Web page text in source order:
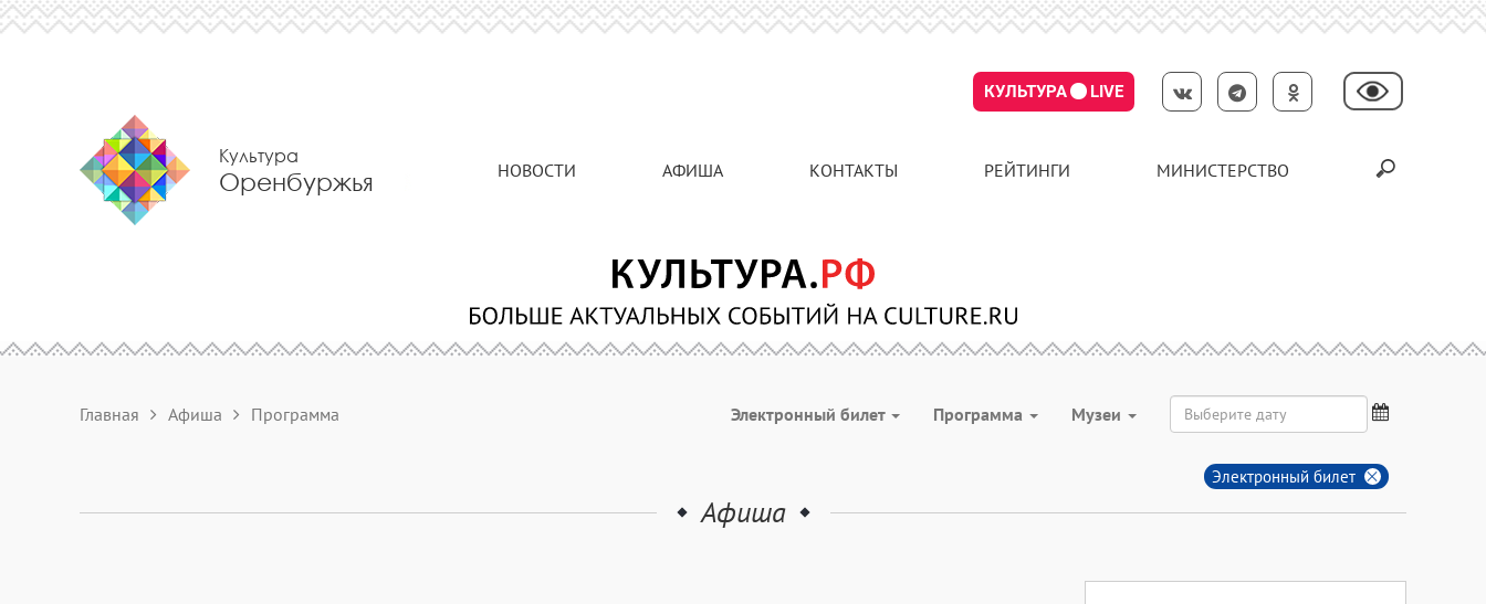
КУЛЬТУРА LIVE
Культура
Оренбуржья НОВОСТИ АФИША КОНТАКТЫ РЕЙТИНГИ МИНИСТЕРСТВО
Главная Афиша Программа Электронный билет Программа Музеи
Электронный билет
Афиша